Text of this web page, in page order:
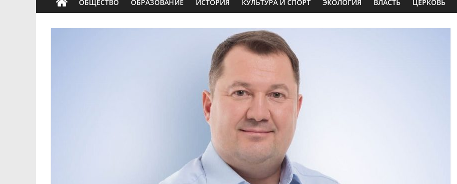
Ученики приняли участие в
мероприятии «Сохраним
В вольере Воронинского
заповедника родились крапчатые
ОБЩЕСТВО ОБРАЗОВАНИЕ ИСТОРИЯ КУЛЬТУРА И СПОРТ ЭКОЛОГИЯ ВЛАСТЬ ЦЕРКОВЬ